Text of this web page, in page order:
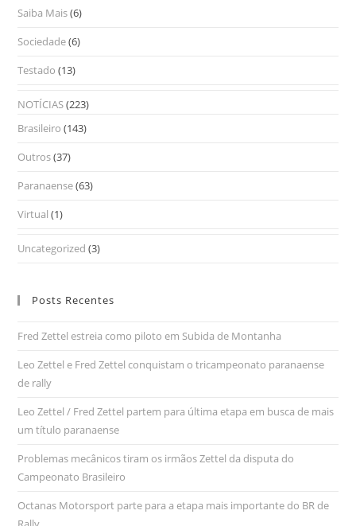
Saiba Mais(6)
Sociedade(6)
Testado (13)
NOTÍCIAS(223)
Brasileiro (143)
Outros(37)
Paranaense(63)
Virtual (1)
Uncategorized (3)
Posts Recentes
Fred Zettel estreia como piloto em Subida de Montanha
Leo Zettel e Fred Zettel conquistam o tricampeonato paranaense
de rally
Leo Zettel / Fred Zettel partem para última etapa em busca de mais
um título paranaense
Problemas mecânicos tiram os irmãos Zettel da disputa do
Campeonato Brasileiro
Octanas Motorsport parte para a etapa mais importante do BR de